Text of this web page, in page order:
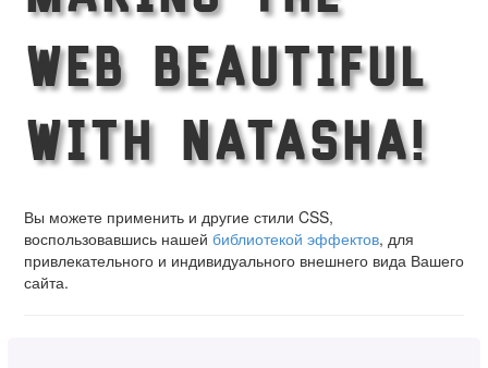
Web Beautiful
with Natasha!
Вы можете применить и другие стили CSS,
воспользовавшись нашей библиотекой эффектов, для
привлекательного и индивидуального внешнего вида Вашего
сайта.